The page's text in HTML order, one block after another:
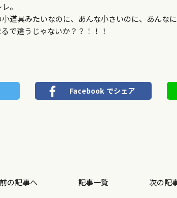
。
道具みたいなのに、あんな小さいのに、あんな
で違うじゃないか？？！！！
Facebook でシェア
前の記事へ 記事一覧 次の記